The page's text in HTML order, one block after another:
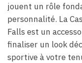
jouent un rôle
personnalité. La
Falls est un
finaliser un look
sportive à votre